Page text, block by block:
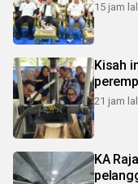
15 jam
Kisah
21 jam
KA